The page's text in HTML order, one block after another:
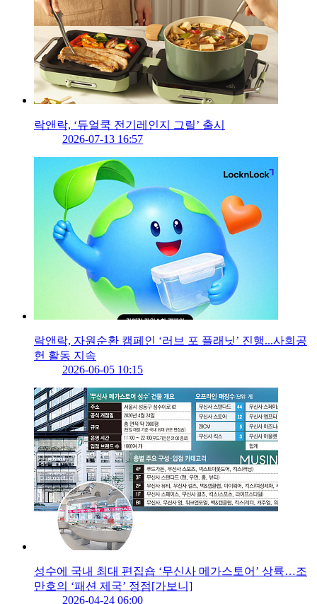
락앤락, ‘듀얼쿡 전기레인지 그릴’ 출시
2026-07-13 16:57
락앤락, 자원순환 캠페인 ‘러브 포 플래닛’ 진행...사회공
헌 활동 지속
2026-06-05 10:15
성수에 국내 최대 편집숍 ‘무신사 메가스토어’ 상륙…조
만호의 ‘패션 제국’ 정점[가보니]
2026-04-24 06:00